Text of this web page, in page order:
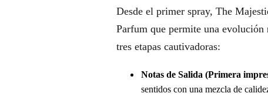
Desde el primer spray, The
Parfum que permite una
tres etapas cautivadoras:
Notas de Salida (Primera
sentidos con una mezcla de